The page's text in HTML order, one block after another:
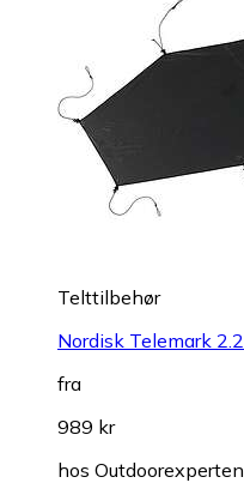
Telttilbehør
Nordisk Telemark
fra
989 kr
hos Outdoorexperten